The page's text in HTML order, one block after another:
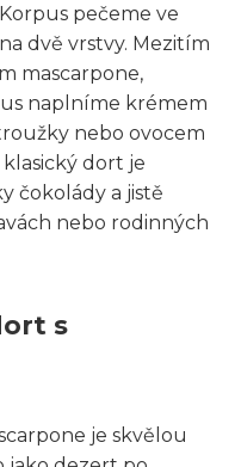
pečeme ve
dvě vrstvy. Mezitím
mascarpone,
naplníme krémem
nebo ovocem
dort je
čokolády a jistě
nebo rodinných
s
je skvělou